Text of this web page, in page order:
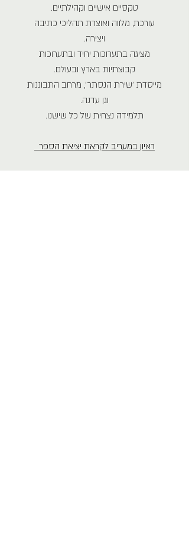
טקסיים אישיים וקהילתיים.
עורכת, מלווה ואוצרת תהליכי כתיבה
ויצירה.
מציגה בתערוכות יחיד ובתערוכות
קבוצתיות בארץ ובעולם.
מייסדת ׳שירת הנסתר׳, מרחב התבוננות
וגן עדנה.
תלמידה נצחית של כל שישנו.
ראיון במעריב לקראת יציאת הספר